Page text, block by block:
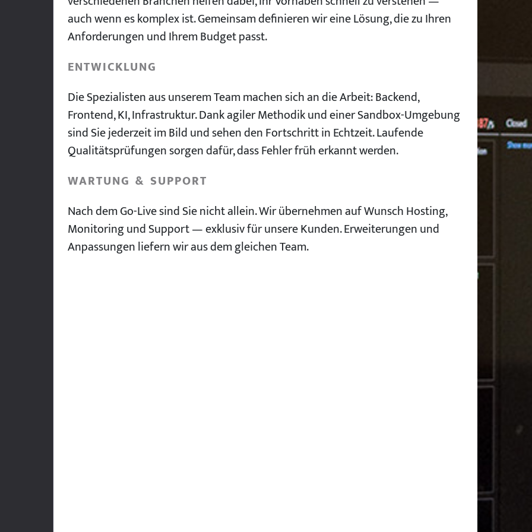
auch wenn es komplex ist. Gemeinsam definieren wir eine Lösung, die zu Ihren
Anforderungen und Ihrem Budget passt.
ENTWICKLUNG
Die Spezialisten aus unserem Team machen sich an die Arbeit: Backend,
Frontend, KI, Infrastruktur. Dank agiler Methodik und einer Sandbox-Umgebung
sind Sie jederzeit im Bild und sehen den Fortschritt in Echtzeit. Laufende
Qualitätsprüfungen sorgen dafür, dass Fehler früh erkannt werden.
WARTUNG & SUPPORT
Nach dem Go-Live sind Sie nicht allein. Wir übernehmen auf Wunsch Hosting,
Monitoring und Support — exklusiv für unsere Kunden. Erweiterungen und
Anpassungen liefern wir aus dem gleichen Team.